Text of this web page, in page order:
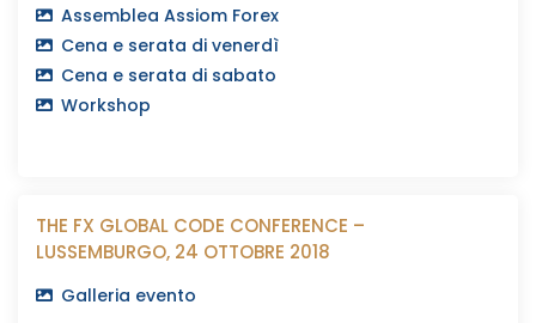
Assemblea Assiom Forex
Cena e serata di venerdì
Cena e serata di sabato
Workshop
THE FX GLOBAL CODE CONFERENCE –
LUSSEMBURGO, 24 OTTOBRE 2018
Galleria evento